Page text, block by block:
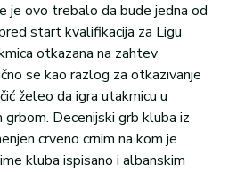
je ovo trebalo da bude jedna od
start kvalifikacija za Ligu
otkazana na zahtev
se kao razlog za otkazivanje
želeo da igra utakmicu u
grbom. Decenijski grb kluba iz
crveno crnim na kom je
kluba ispisano i albanskim